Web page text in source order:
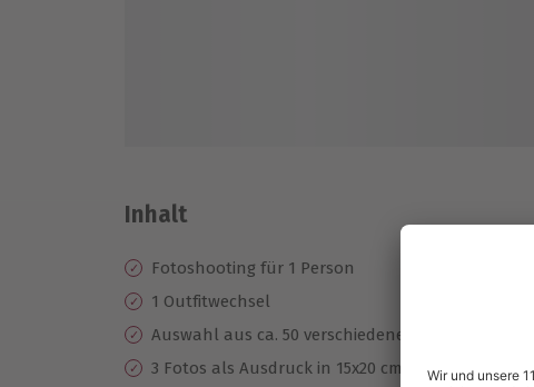
Inhalt
Fotoshooting für 1 Person
1 Outfitwechsel
Auswahl aus ca. 50 verschiedenen Aufnahmen
3 Fotos als Ausdruck in 15x20 cm (1x mit